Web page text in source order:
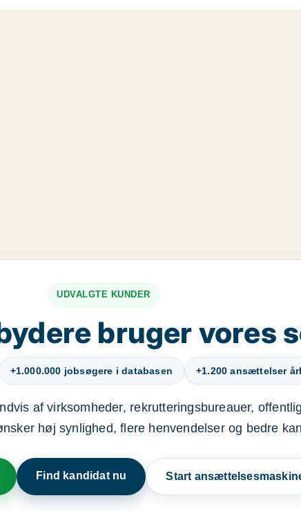
UDVALGTE KUNDER
bruger vores
+1.000.000 jobsøgere i databasen +1.200 ansættelser
af virksomheder, rekrutteringsbureauer,
høj synlighed, flere henvendelser og bedre
Find kandidat nu Start